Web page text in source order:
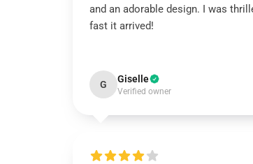
and an adorable design. I was
fast it arrived!
G Giselle
Verified owner